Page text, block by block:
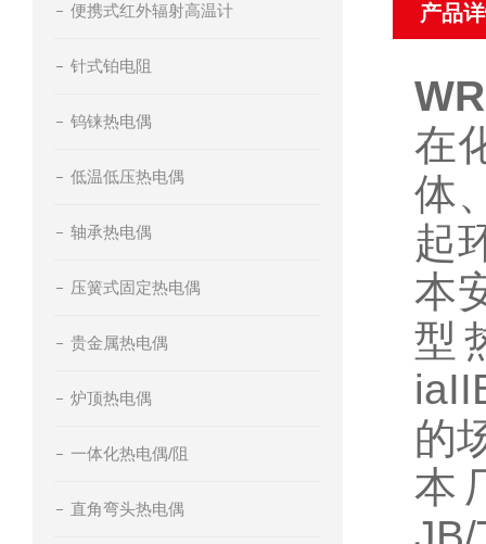
便携式红外辐射高温计
针式铂电阻
钨铼热电偶
低温低压热电偶
轴承热电偶
压簧式固定热电偶
贵金属热电偶
炉顶热电偶
一体化热电偶/阻
直角弯头热电偶
产品
在
体
起
本
型
的
本